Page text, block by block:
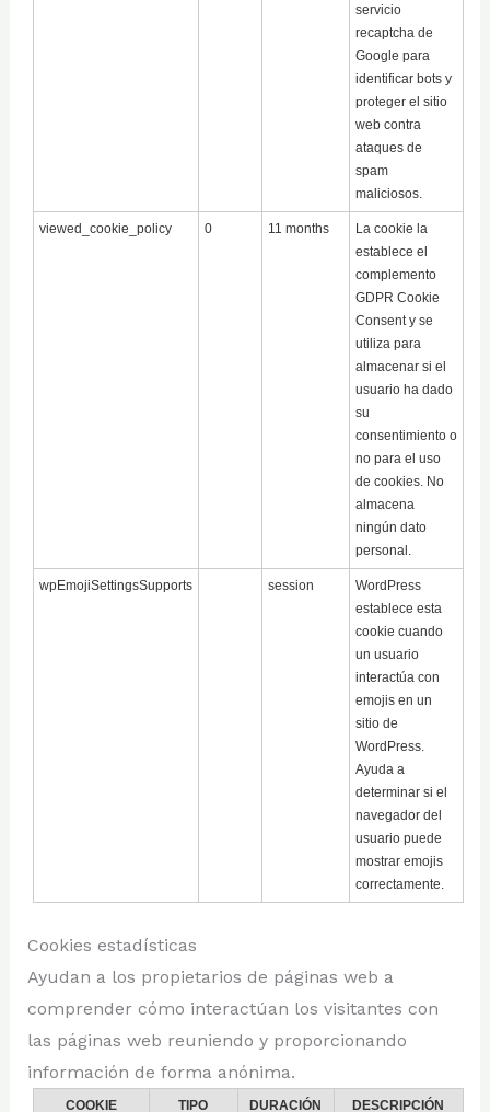
servicio
recaptcha de
Google para
identificar bots y
proteger el sitio
web contra
ataques de
spam
maliciosos.
viewed_cookie_policy 0 11 months
La cookie la
establece el
complemento
GDPR Cookie
Consent y se
utiliza para
almacenar si el
usuario ha dado
su
consentimiento o
no para el uso
de cookies. No
almacena
ningún dato
personal.
wpEmojiSettingsSupports session
WordPress
establece esta
cookie cuando
un usuario
interactúa con
emojis en un
sitio de
WordPress.
Ayuda a
determinar si el
navegador del
usuario puede
mostrar emojis
correctamente.
Cookies estadísticas
Ayudan a los propietarios de páginas web a
comprender cómo interactúan los visitantes con
las páginas web reuniendo y proporcionando
información de forma anónima.
COOKIE TIPO DURACIÓN DESCRIPCIÓN